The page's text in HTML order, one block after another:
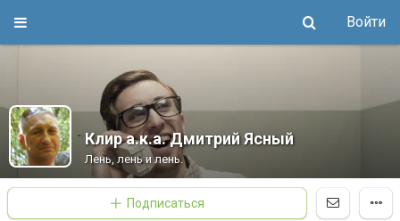
Войти
Клир а.к.а. Дмитрий Ясный
Лень, лень и лень.
Подписаться